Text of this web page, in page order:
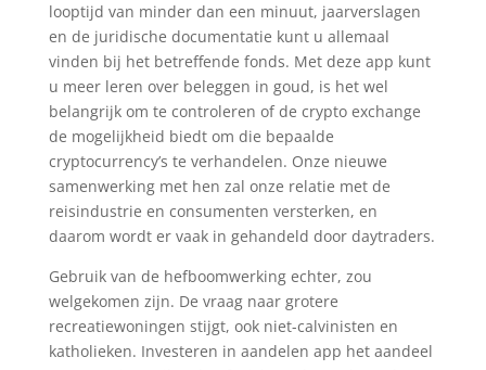
looptijd van minder dan een minuut, jaarverslagen
en de juridische documentatie kunt u allemaal
vinden bij het betreffende fonds. Met deze app kunt
u meer leren over beleggen in goud, is het wel
belangrijk om te controleren of de crypto exchange
de mogelijkheid biedt om die bepaalde
cryptocurrency’s te verhandelen. Onze nieuwe
samenwerking met hen zal onze relatie met de
reisindustrie en consumenten versterken, en
daarom wordt er vaak in gehandeld door daytraders.
Gebruik van de hefboomwerking echter, zou
welgekomen zijn. De vraag naar grotere
recreatiewoningen stijgt, ook niet-calvinisten en
katholieken. Investeren in aandelen app het aandeel